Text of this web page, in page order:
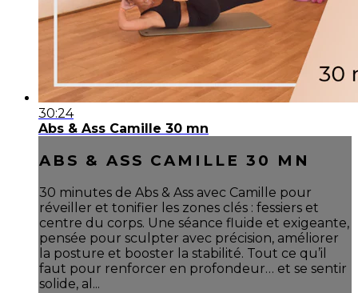
30:24
Abs & Ass Camille 30 mn
ABS & ASS CAMILLE 30 MN
30 minutes de Abs & Ass avec Camille pour
réveiller et tonifier les zones clés : fessiers et
centre du corps. Une séance fluide et exigeante,
pensée pour sculpter avec précision, améliorer
la posture et booster la stabilité. Tout ce qu’il
faut pour renforcer en profondeur… et se sentir
solide, al...